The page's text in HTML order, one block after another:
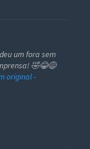
um fora sem
🤣😂😅
original -